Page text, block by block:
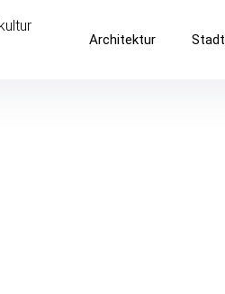
Baukultur
Architektur Stadt